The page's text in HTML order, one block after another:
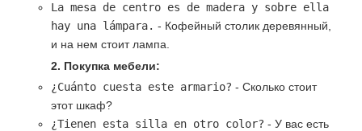
La mesa de centro es de madera y sobre ella
hay una lámpara. - Кофейный столик деревянный,
и на нем стоит лампа.
2. Покупка мебели:
¿Cuánto cuesta este armario? - Сколько стоит
этот шкаф?
¿Tienen esta silla en otro color? - У вас есть